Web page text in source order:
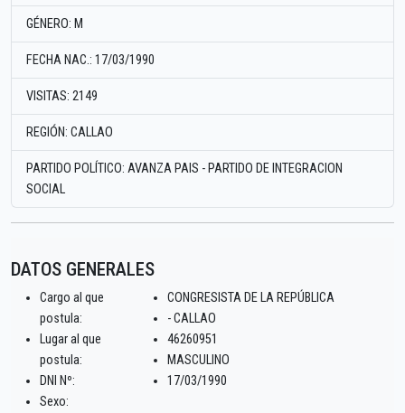
GÉNERO: M
FECHA NAC.: 17/03/1990
VISITAS: 2149
REGIÓN: CALLAO
PARTIDO POLÍTICO: AVANZA PAIS - PARTIDO DE INTEGRACION
SOCIAL
DATOS GENERALES
Cargo al que
postula:
Lugar al que
postula:
DNI Nº:
Sexo:
CONGRESISTA DE LA REPÚBLICA
- CALLAO
46260951
MASCULINO
17/03/1990